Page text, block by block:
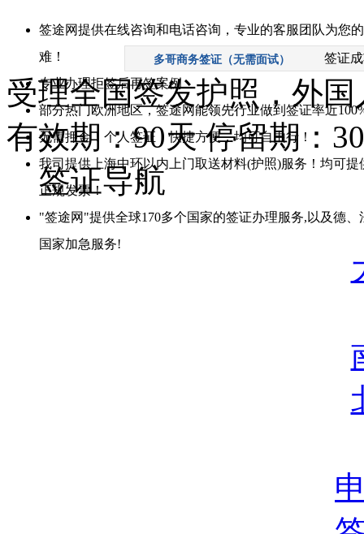
签途网提供在线咨询和电话咨询，专业的客服团队为您
难！
专业办理拒签后再签案例
部分热门欧洲地区，签途网能领先行业做到签证率近
无需押金！个人签证，快捷方便，均可自由行！
我司提供上海中环以内上门取送材料(护照)服务！均可提
正规发票！
"签途网"提供全球170多个国家的签证办理服务,以及德、
国家加急服务!
多哥商务签证（无需面试） 签证
受理全国签发护照，外
有效期：90天 停留期：
签证导航